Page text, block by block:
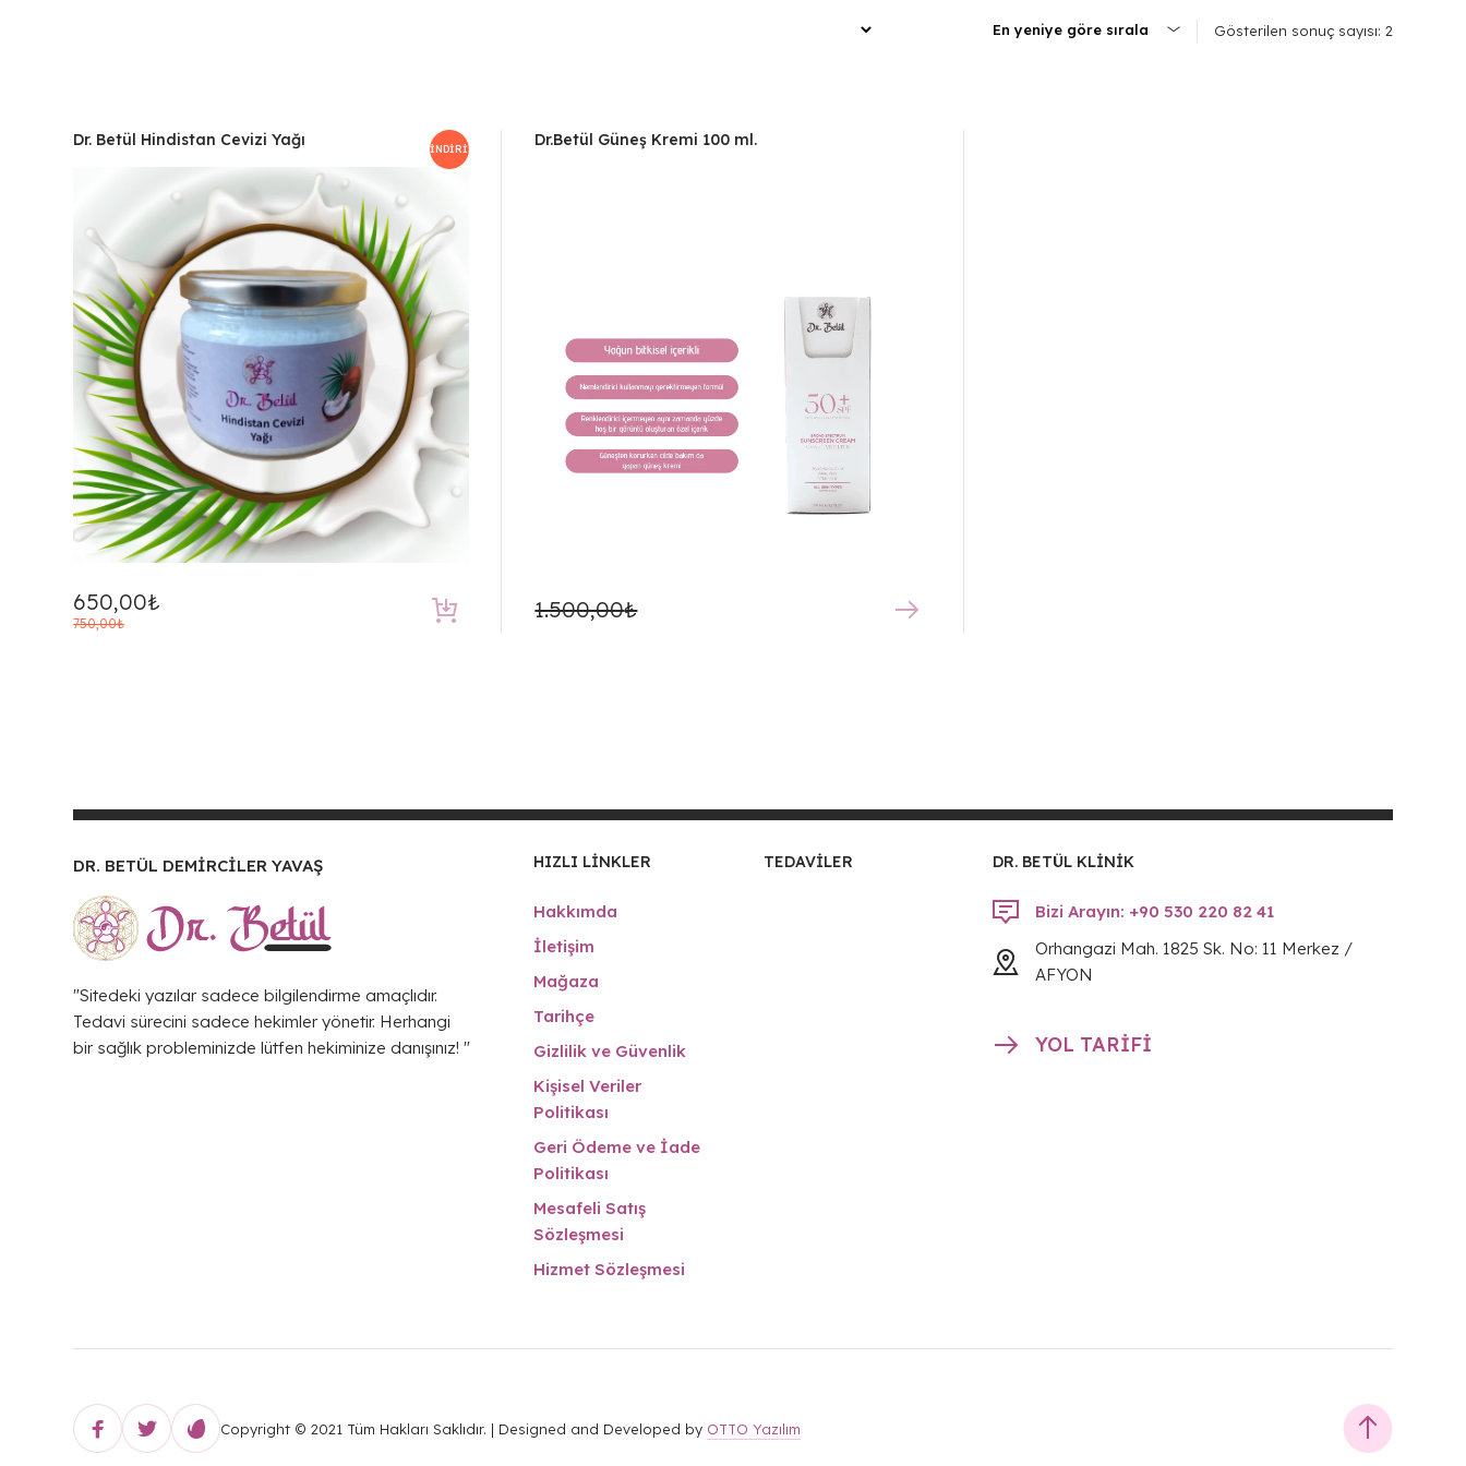
Gösterilen sonuç sayısı: 2
İNDIRIM!
Dr. Betül Hindistan Cevizi Yağı
750,00₺
Orijinal
650,00₺
Şu
Dr.Betül Güneş Kremi 100 ml.
1.500,00₺
DR. BETÜL DEMİRCİLER YAVAŞ
"Sitedeki yazılar sadece bilgilendirme amaçlıdır.
Tedavi sürecini sadece hekimler yönetir. Herhangi
bir sağlık probleminizde lütfen hekiminize danışınız! "
HIZLI LINKLER
Hakkımda
İletişim
Mağaza
Tarihçe
Gizlilik ve Güvenlik
Kişisel Veriler
Politikası
Geri Ödeme ve İade
Politikası
Mesafeli Satış
Sözleşmesi
Hizmet Sözleşmesi
TEDAVILER DR. BETÜL KLİNİK
Bizi Arayın: +90 530 220 82 41
Orhangazi Mah. 1825 Sk. No: 11 Merkez /
AFYON
YOL TARİFİ
Copyright © 2021 Tüm Hakları Saklıdır. | Designed and Developed by OTTO Yazılım